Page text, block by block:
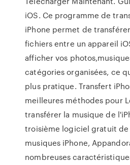
iOS. Ce programme de
iPhone permet de
fichiers entre un appareil
afficher vos
catégories organisées, ce
plus pratique. Transfert
meilleures méthodes pour
transférer la musique de
troisième logiciel gratuit
musiques iPhone,
nombreuses